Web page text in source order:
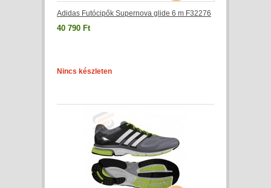
Adidas Futócipők Supernova glide 6 m F32276
40 790 Ft
Nincs készleten